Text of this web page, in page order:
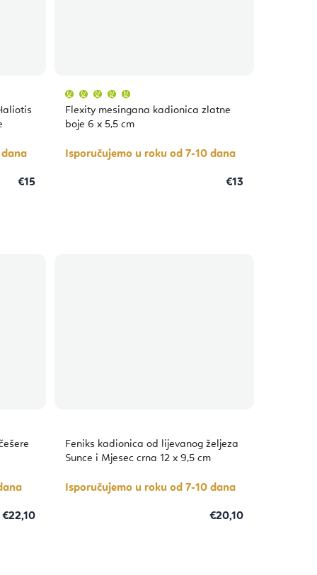
€15
Flexity mesingana kadionica zlatne
boje 6 x 5,5 cm
proizvoda
je
5,0
zvjezdica.
Isporučujemo u roku od 7-10 dana
€13
€22,10
Feniks kadionica od lijevanog željeza
Sunce i Mjesec crna 12 x 9,5 cm
Isporučujemo u roku od 7-10 dana
€20,10